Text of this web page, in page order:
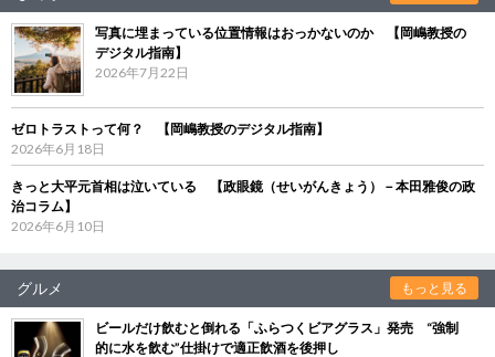
写真に埋まっている位置情報はおっかないのか 【岡嶋教授の
デジタル指南】
2026年7月22日
ゼロトラストって何？ 【岡嶋教授のデジタル指南】
2026年6月18日
きっと大平元首相は泣いている 【政眼鏡（せいがんきょう）－本田雅俊の政
治コラム】
2026年6月10日
グルメ もっと見る
ビールだけ飲むと倒れる「ふらつくビアグラス」発売 “強制
的に水を飲む”仕掛けで適正飲酒を後押し